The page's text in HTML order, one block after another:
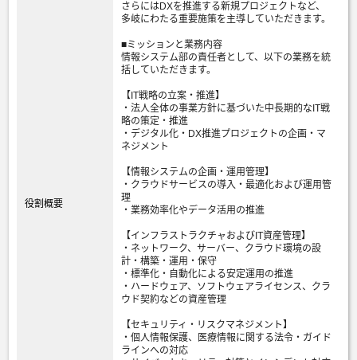
役割概要
さらにはDXを推進する新規プロジェクトなど、
多岐にわたる重要施策を主導していただきます。
■ミッションと業務内容
情報システム部の責任者として、以下の業務を統
括していただきます。
【IT戦略の立案・推進】
・法人全体の事業方針に基づいた中長期的なIT戦
略の策定・推進
・デジタル化・DX推進プロジェクトの企画・マ
ネジメント
【情報システムの企画・運用管理】
・クラウドサービスの導入・最適化および運用管
理
・業務効率化やデータ活用の推進
【インフラストラクチャおよびIT資産管理】
・ネットワーク、サーバー、クラウド環境の設
計・構築・運用・保守
・標準化・自動化による安定運用の推進
・ハードウェア、ソフトウェアライセンス、クラ
ウド契約などの資産管理
【セキュリティ・リスクマネジメント】
・個人情報保護、医療情報に関する法令・ガイド
ラインへの対応